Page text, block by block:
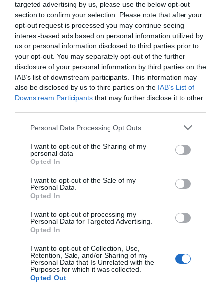
targeted advertising by us, please use the below opt-out
section to confirm your selection. Please note that after your
opt-out request is processed you may continue seeing
interest-based ads based on personal information utilized by
us or personal information disclosed to third parties prior to
your opt-out. You may separately opt-out of the further
disclosure of your personal information by third parties on the
IAB’s list of downstream participants. This information may
also be disclosed by us to third parties on the IAB’s List of
Downstream Participants that may further disclose it to other
Please note that this website/app uses one or more Google
not limited to your visit or usage behaviour. You may click to
grant or deny consent to Google and its third-party tags to
use your data for below specified purposes in below Google
consent section.
Personal Data Processing Opt Outs
I want to opt-out of the Sharing of my
personal data.
Opted In
I want to opt-out of the Sale of my
Personal Data.
Opted In
I want to opt-out of processing my
Personal Data for Targeted Advertising.
Opted In
I want to opt-out of Collection, Use,
Retention, Sale, and/or Sharing of my
Personal Data that Is Unrelated with the
Purposes for which it was collected.
Opted Out
Migliori cliniche di estetica medicale avanzata
in Europa: classifica dei 5 centri di riferimento
pe…
NECROLOGIE
Mario Malu
Paolo Pinna
Martina Agostina Diturco